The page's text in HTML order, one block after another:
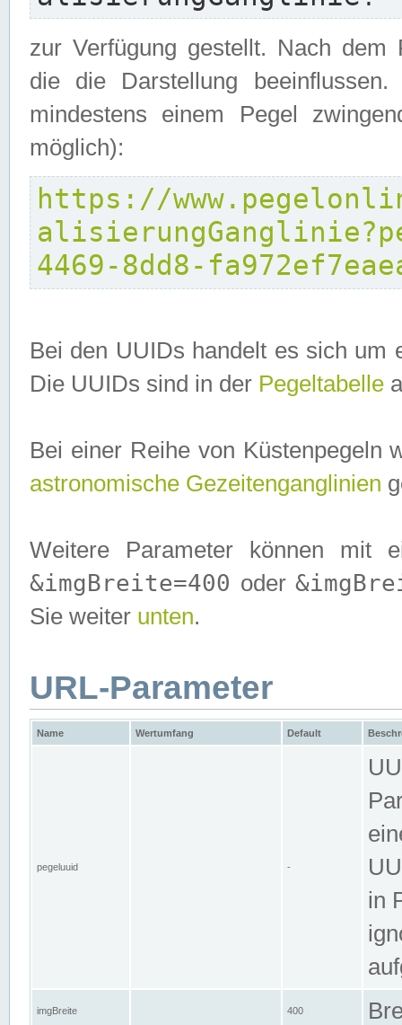
zur Verfügung gestellt. Nach dem
die die Darstellung
mindestens einem Pegel
möglich):
https://
4469-8dd8-
Bei den UUIDs handelt es sich um
Die UUIDs sind in der Pegeltabelle
Bei einer Reihe von Küstenpegeln
astronomische Gezeitenganglinien
Weitere Parameter können mit
&imgBreite=400 oder
Sie weiter unten.
URL-Parameter
Name Wertumfang Default
pegeluuid -
in
imgBreite 400